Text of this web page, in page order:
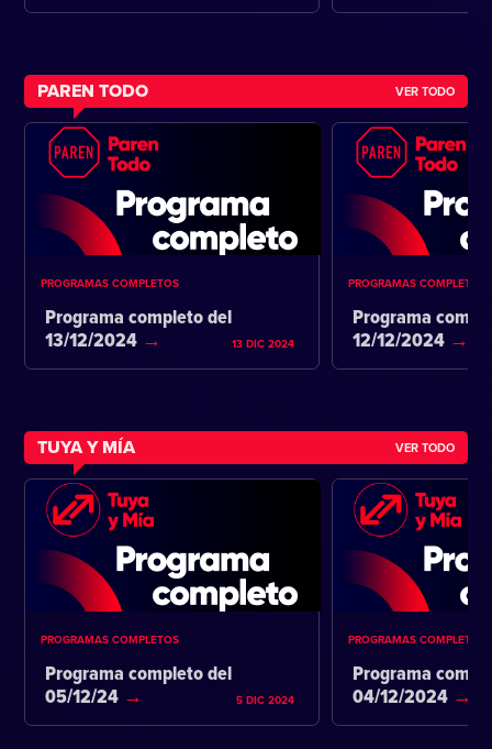
PAREN TODO VER TODO
PROGRAMAS COMPLETOS
Programa completo del
13/12/2024
13 DIC 2024
PROGRAMAS COMPLETOS
Programa
12/12/2024
TUYA Y MÍA VER TODO
PROGRAMAS COMPLETOS
Programa completo del
05/12/24
5 DIC 2024
PROGRAMAS COMPLETOS
Programa
04/12/2024